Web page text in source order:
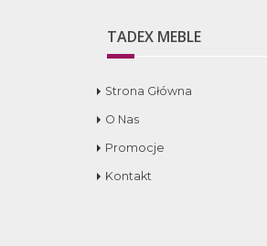
TADEX MEBLE
Strona Główna
O Nas
Promocje
Kontakt